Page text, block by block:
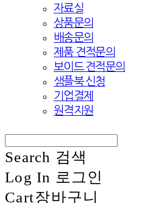
자료실
상품문의
배송문의
제품 견적문의
보이드 견적문의
샘플북 신청
기업결제
원격지원
Search 검색
Log In 로그인
Cart장바구니